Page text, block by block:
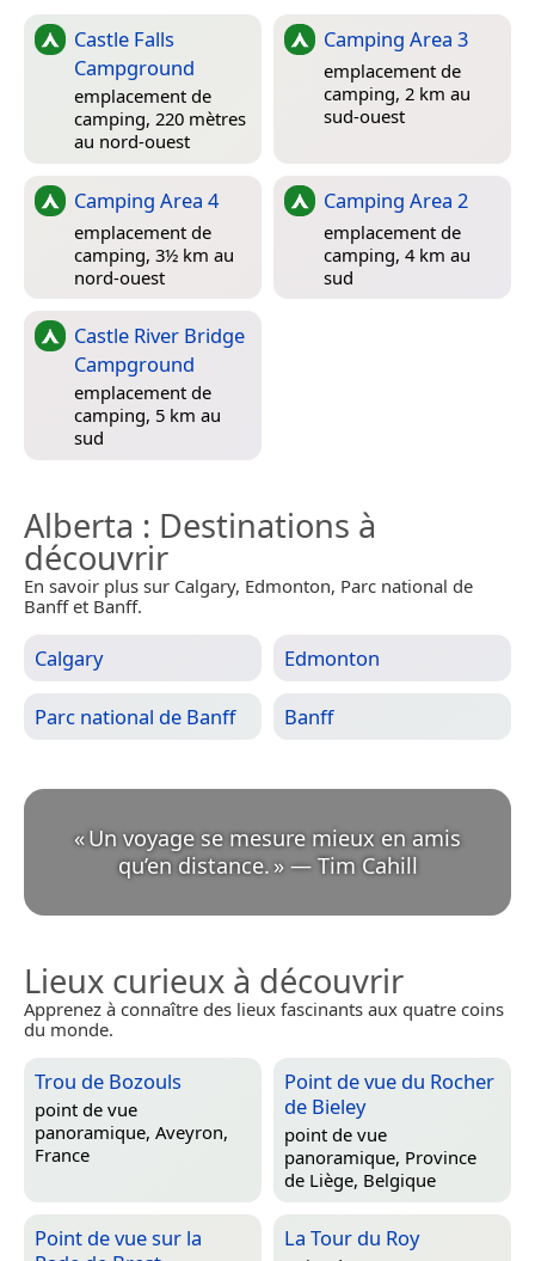
Castle Falls
Campground
emplacement de
camping, 220 mètres
au nord-ouest
Camping Area 3
emplacement de
camping, 2 km au
sud-ouest
Camping Area 4
emplacement de
camping, 3½ km au
nord-ouest
Camping Area 2
emplacement de
camping, 4 km au
sud
Castle River Bridge
Campground
emplacement de
camping, 5 km au
sud
Alberta : Destinations à
découvrir
En savoir plus sur Calgary, Edmonton, Parc national de
Banff et Banff.
Calgary Edmonton
Parc national de Banff Banff
«Un voyage se mesure mieux en amis
qu’en distance. » — Tim Cahill
Lieux curieux à découvrir
Apprenez à connaître des lieux fascinants aux quatre coins
du monde.
Trou de Bozouls
point de vue
panoramique, Aveyron,
France
Point de vue du Rocher
de Bieley
point de vue
panoramique, Province
de Liège, Belgique
Point de vue sur la
La Tour du Roy